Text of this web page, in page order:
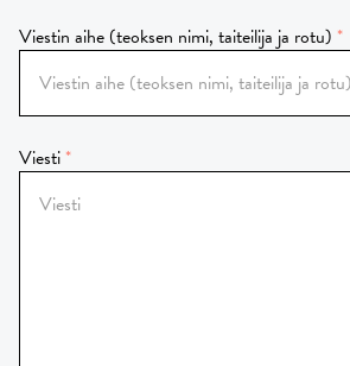
Viestin aihe (teoksen nimi, taiteilija ja rotu)
Viesti